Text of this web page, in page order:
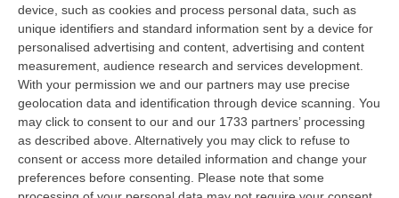
device, such as cookies and process personal data, such as
unique identifiers and standard information sent by a device for
personalised advertising and content, advertising and content
measurement, audience research and services development.
With your permission we and our partners may use precise
geolocation data and identification through device scanning. You
may click to consent to our and our 1733 partners’ processing
as described above. Alternatively you may click to refuse to
consent or access more detailed information and change your
preferences before consenting.
Please note that some
Iran, riaperto lo stretto di Hormuz
Trump: «Resta il blocco navale nei loro
confronti»
Pubblicato il: 17/04/26 – 15:48